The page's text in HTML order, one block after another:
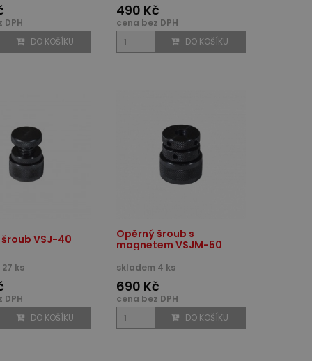
DPH
DO KOŠÍKU
490 Kč
cena bez DPH
DO KOŠÍKU
VSJ-40
ks
DPH
DO KOŠÍKU
Opěrný šroub s
magnetem VSJM-50
skladem 4 ks
690 Kč
cena bez DPH
DO KOŠÍKU